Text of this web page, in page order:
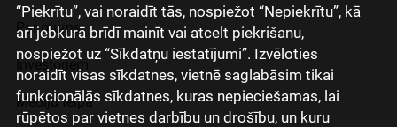
“Piekrītu”, vai noraidīt tās, nospiežot “Nepiekrītu”, kā
arī jebkurā brīdī mainīt vai atcelt piekrišanu,
nospiežot uz “Sīkdatņu iestatījumi”. Izvēloties
noraidīt visas sīkdatnes, vietnē saglabāsim tikai
funkcionālās sīkdatnes, kuras nepieciešamas, lai
rūpētos par vietnes darbību un drošību, un kuru
Par mums
Investoriem
Mediju telpa